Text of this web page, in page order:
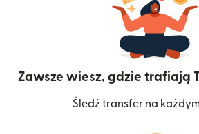
Zawsze wiesz, gdzie trafiają
Śledź transfer na